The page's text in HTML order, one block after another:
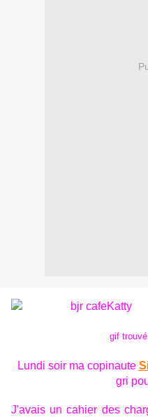
gif
Lundi soir ma copinaute
gri
J'avais un cahier des